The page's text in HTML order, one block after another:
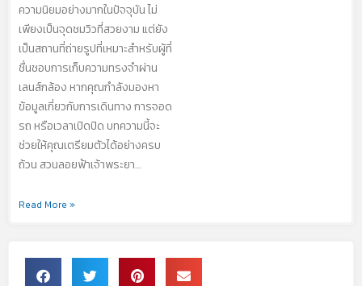
ความนิยมอย่างมากในปัจจุบัน ไม่
เพียงเป็นจุดชมวิวที่สวยงาม แต่ยัง
เป็นสถานที่ถ่ายรูปที่เหมาะสำหรับผู้ที่
ชื่นชอบการเก็บความทรงจำผ่าน
เลนส์กล้อง หากคุณกำลังมองหา
ข้อมูลเกี่ยวกับการเดินทาง การจอด
รถ หรือเวลาเปิดปิด บทความนี้จะ
ช่วยให้คุณเตรียมตัวได้อย่างครบ
ถ้วน สวนลอยฟ้าเจ้าพระยา…
Read More »